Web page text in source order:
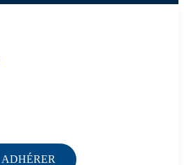
ADHÉRER